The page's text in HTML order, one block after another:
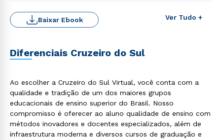
Ver Tudo +
Baixar Ebook
Diferenciais Cruzeiro do Sul
Ao escolher a Cruzeiro do Sul Virtual, você conta com a
qualidade e tradição de um dos maiores grupos
educacionais de ensino superior do Brasil. Nosso
compromisso é oferecer ao aluno qualidade de ensino com
métodos inovadores e docentes especializados, além de
infraestrutura moderna e diversos cursos de graduação e
Rápido e fácil
WhatsApp